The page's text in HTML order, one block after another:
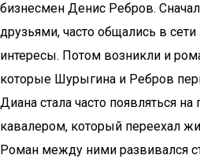
бизнесмен Денис Ребров.
друзьями, часто общались в
интересы. Потом возникли и
которые Шурыгина и Ребров
Диана стала часто появляться
кавалером, который переехал
Роман между ними развивался